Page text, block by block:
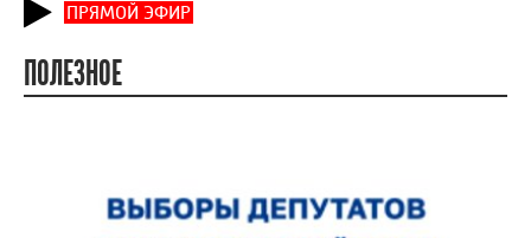
ПРЯМОЙ ЭФИР
ПОЛЕЗНОЕ